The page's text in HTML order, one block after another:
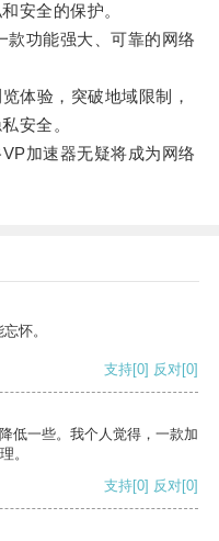
安全的保护。
功能强大、可靠的网络
验，突破地域限制，
安全。
加速器无疑将成为网络
怀。
支持[0] 反对[0]
低一些。我个人觉得，一款加
。
支持[0] 反对[0]